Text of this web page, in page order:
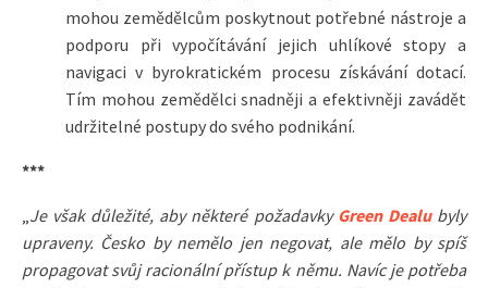
mohou zemědělcům poskytnout potřebné nástroje a
podporu při vypočítávání jejich uhlíkové stopy a
navigaci v byrokratickém procesu získávání dotací.
Tím mohou zemědělci snadněji a efektivněji zavádět
udržitelné postupy do svého podnikání.
***
Je však důležité, aby některé požadavky Green Dealubyly
upraveny. Česko by nemělo jen negovat, ale mělo by spíš
propagovat svůj racionální přístup k němu. Navíc je potřeba